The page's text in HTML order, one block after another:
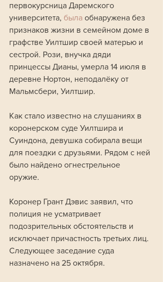
первокурсница Даремского
университета, была обнаружена без
признаков жизни в семейном доме в
графстве Уилтшир своей матерью и
сестрой. Рози, внучка дяди
принцессы Дианы, умерла 14 июля в
деревне Нортон, неподалёку от
Мальмсбери, Уилтшир.
Как стало известно на слушаниях в
коронерском суде Уилтшира и
Суиндона, девушка собирала вещи
для поездки с друзьями. Рядом с ней
было найдено огнестрельное
оружие.
Коронер Грант Дэвис заявил, что
полиция не усматривает
подозрительных обстоятельств и
исключает причастность третьих лиц.
Следующее заседание суда
назначено на 25 октября.